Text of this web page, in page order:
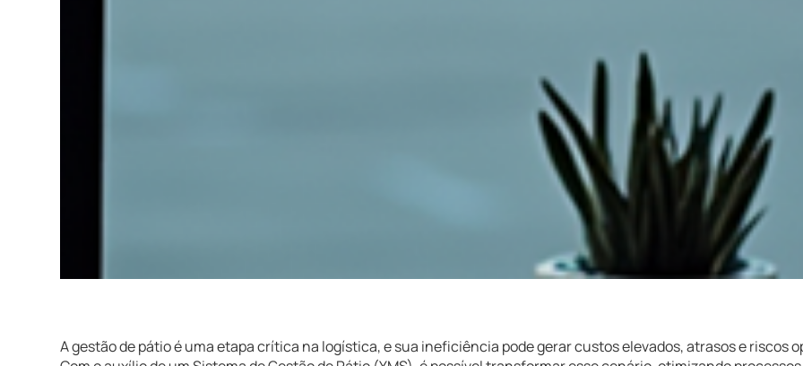
A gestão de pátio é uma etapa crítica na logística, e sua ineficiência pode gerar custos elevados, atrasos e riscos